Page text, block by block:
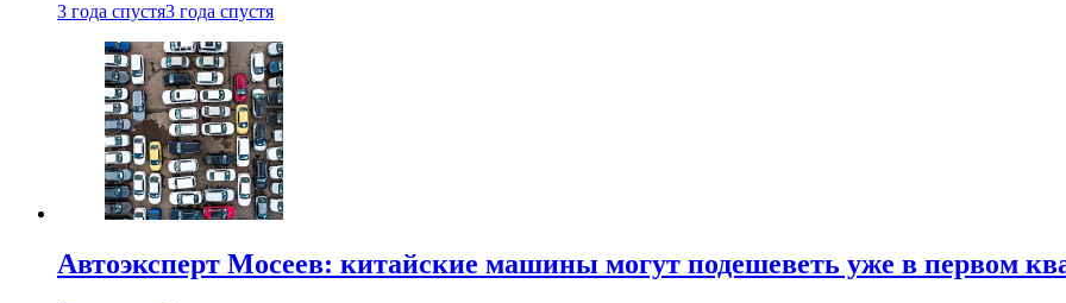
3 года спустя3 года спустя
Автоэксперт Мосеев: китайские машины могут подешеветь уже в первом